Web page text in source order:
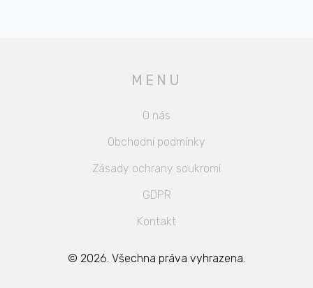
MENU
O nás
Obchodní podmínky
Zásady ochrany soukromí
GDPR
Kontakt
© 2026. Všechna práva vyhrazena.